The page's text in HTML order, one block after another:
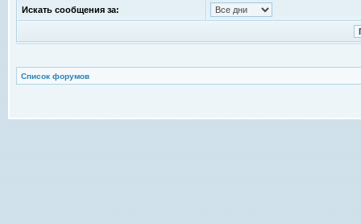
Искать сообщения за:
Список форумов